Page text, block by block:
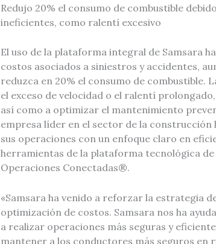
Redujo 20% el consumo de combustible
ineficientes, como ralentí excesivo
El uso de la plataforma integral de Samsara
costos asociados a siniestros y accidentes,
reduzca en 20% el consumo de combustible.
el exceso de velocidad o el ralentí
así como a optimizar el mantenimiento
empresa líder en el sector de la
sus operaciones con un enfoque claro en
herramientas de la plataforma tecnológica
Operaciones Conectadas®.
«Samsara ha venido a reforzar la estrategia
optimización de costos. Samsara nos ha
a realizar operaciones más seguras y
mantener a los conductores más seguros en